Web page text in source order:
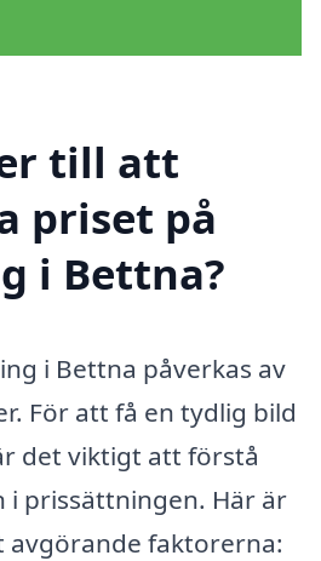
till att
priset på
i Bettna?
i Bettna påverkas av
För att få en tydlig bild
det viktigt att förstå
i prissättningen. Här är
avgörande faktorerna: